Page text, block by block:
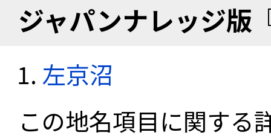
ジャパンナレッジ版
左京沼
この地名項目に関する